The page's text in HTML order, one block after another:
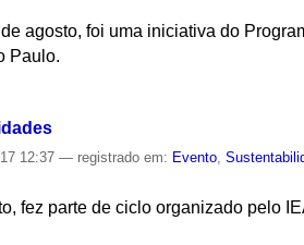
agosto, foi uma iniciativa do
Paulo.
12:37— registrado em: Evento ,
fez parte de ciclo organizado pelo